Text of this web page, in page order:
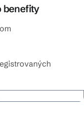
benefity